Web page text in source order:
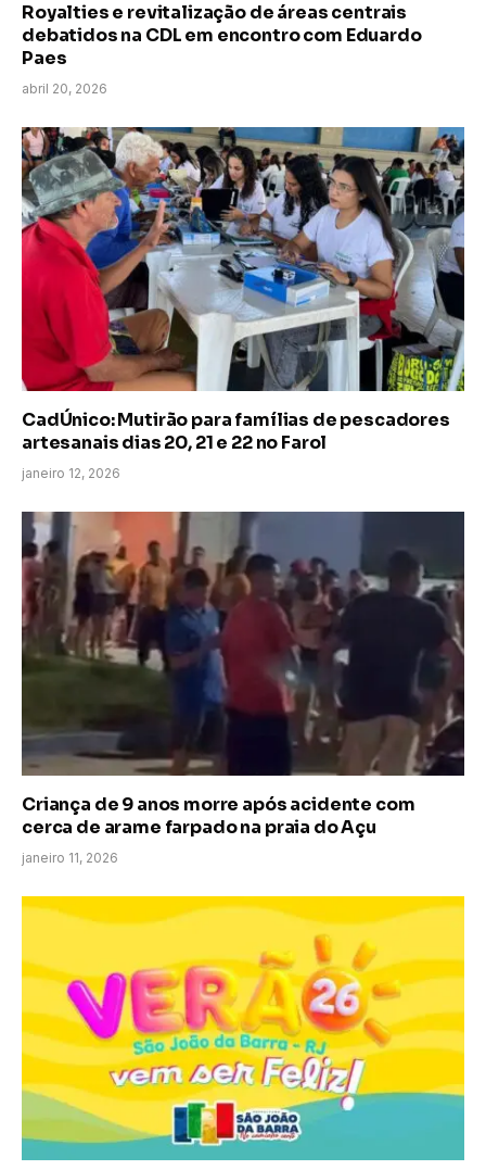
Royalties e revitalização de áreas centrais
debatidos na CDL em encontro com Eduardo
Paes
abril 20, 2026
CadÚnico: Mutirão para famílias de pescadores
artesanais dias 20, 21 e 22 no Farol
janeiro 12, 2026
Criança de 9 anos morre após acidente com
cerca de arame farpado na praia do Açu
janeiro 11, 2026